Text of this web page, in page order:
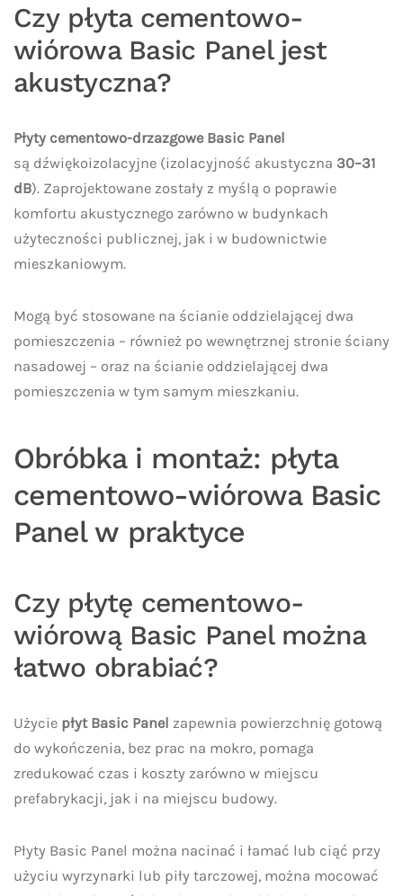
Czy płyta cementowo-
wiórowa Basic Panel jest
akustyczna?
Płyty cementowo-drzazgowe Basic Panel
są dźwiękoizolacyjne (izolacyjność akustyczna 30–31
dB). Zaprojektowane zostały z myślą o poprawie
komfortu akustycznego zarówno w budynkach
użyteczności publicznej, jak i w budownictwie
mieszkaniowym.
Mogą być stosowane na ścianie oddzielającej dwa
pomieszczenia – również po wewnętrznej stronie ściany
nasadowej – oraz na ścianie oddzielającej dwa
pomieszczenia w tym samym mieszkaniu.
Obróbka i montaż: płyta
cementowo-wiórowa Basic
Panel w praktyce
Czy płytę cementowo-
wiórową Basic Panel można
łatwo obrabiać?
Użycie płyt Basic Panel zapewnia powierzchnię gotową
do wykończenia, bez prac na mokro, pomaga
zredukować czas i koszty zarówno w miejscu
prefabrykacji, jak i na miejscu budowy.
Płyty Basic Panel można nacinać i łamać lub ciąć przy
użyciu wyrzynarki lub piły tarczowej, można mocować